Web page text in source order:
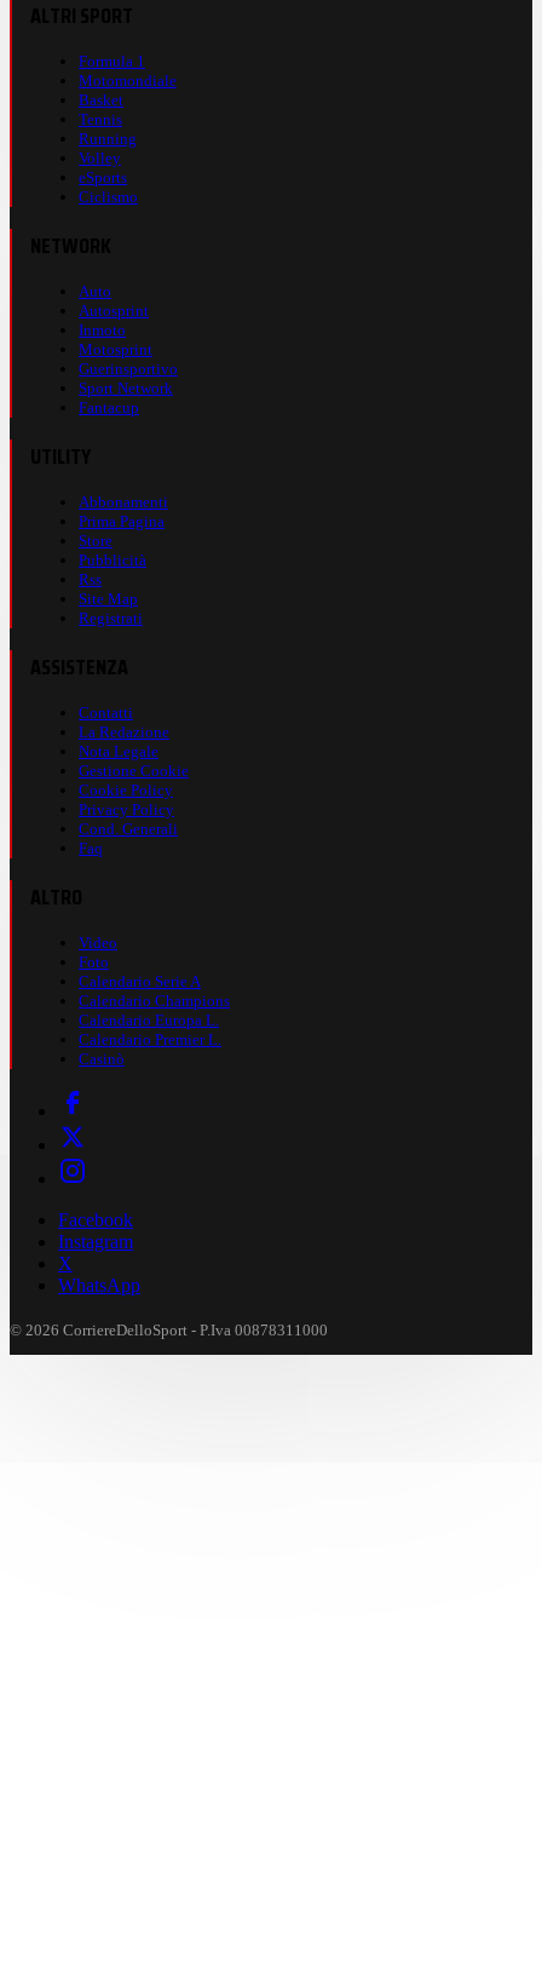
Formula 1
Motomondiale
Basket
Tennis
Running
Volley
eSports
Ciclismo
Auto
Autosprint
Inmoto
Motosprint
Guerinsportivo
Sport Network
Fantacup
Abbonamenti
Prima Pagina
Store
Pubblicità
Rss
Site Map
Registrati
Contatti
La Redazione
Nota Legale
Gestione Cookie
Cookie Policy
Privacy Policy
Cond. Generali
Faq
Video
Foto
Calendario Serie A
Calendario Champions
Calendario Europa L.
Calendario Premier L.
Casinò
Facebook
Instagram
X
WhatsApp
© 2026 CorriereDelloSport - P.Iva 00878311000